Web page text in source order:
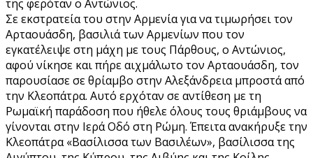
της φερόταν ο Αντώνιος.
Σε εκστρατεία του στην Αρμενία για να τιμωρήσει τον
Αρταουάσδη, βασιλιά των Αρμενίων που τον
εγκατέλειψε στη μάχη με τους Πάρθους, ο Αντώνιος,
αφού νίκησε και πήρε αιχμάλωτο τον Αρταουάσδη, τον
παρουσίασε σε θρίαμβο στην Αλεξάνδρεια μπροστά από
την Κλεοπάτρα. Αυτό ερχόταν σε αντίθεση με τη
Ρωμαϊκή παράδοση που ήθελε όλους τους θριάμβους να
γίνονται στην Ιερά Οδό στη Ρώμη. Έπειτα ανακήρυξε την
Κλεοπάτρα «Βασίλισσα των Βασιλέων», βασίλισσα της